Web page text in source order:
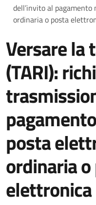
dell’invito al
ordinaria o posta
Versare la
(TARI):
posta
ordinaria